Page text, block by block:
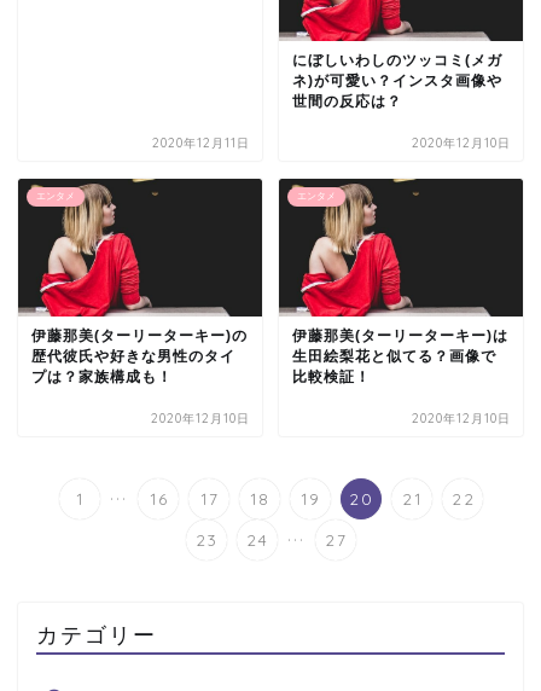
2020年12月11日
にぼしいわしのツッコミ(メガ
ネ)が可愛い？インスタ画像や
世間の反応は？
2020年12月10日
エンタメ
伊藤那美(ターリーターキー)の
歴代彼氏や好きな男性のタイ
プは？家族構成も！
2020年12月10日
エンタメ
伊藤那美(ターリーターキー)は
生田絵梨花と似てる？画像で
比較検証！
2020年12月10日
1 ... 16 17 18 19 20 21
22
23
24 ... 27
カテゴリー